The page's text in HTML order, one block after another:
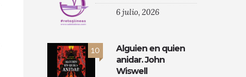
6 julio, 2026
10
Alguien en quien
anidar. John
Wiswell